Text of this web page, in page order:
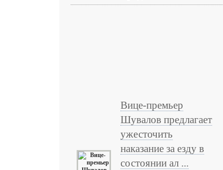
Вице-премьер
Шувалов предлагает
ужесточить
наказание за езду в
состоянии ал ...